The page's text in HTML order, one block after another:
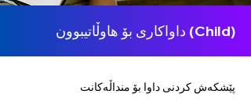
داواکاری بۆ هاوڵاتیبوون (Child)
پێشکەش کردنی داوا بۆ منداڵەکانت